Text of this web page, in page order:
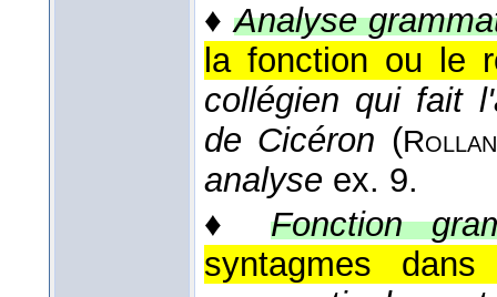
♦Analyse
la fonction ou le
collégien qui fait
de Cicéron (
analyse ex. 9.
♦ Fonction
syntagmes